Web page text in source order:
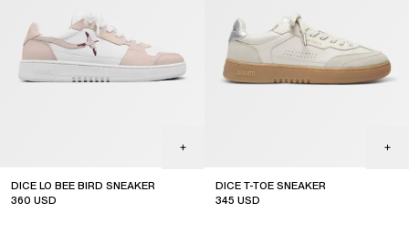
DICE LO BEE BIRD SNEAKER
360 USD
DICE T-TOE SNEAKER
345 USD